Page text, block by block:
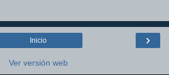
›
Inicio
Ver versión web